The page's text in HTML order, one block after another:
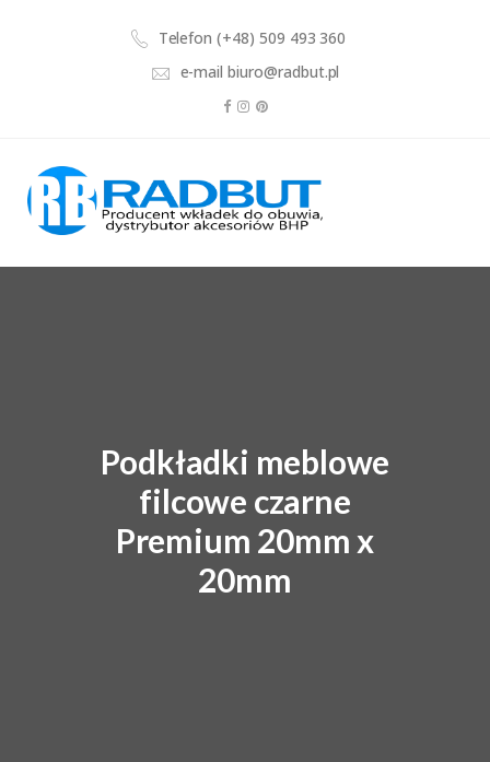
Telefon(+48) 509 493 360
e-mailbiuro@radbut.pl
Podkładki meblowe
filcowe czarne
Premium 20mm x
20mm